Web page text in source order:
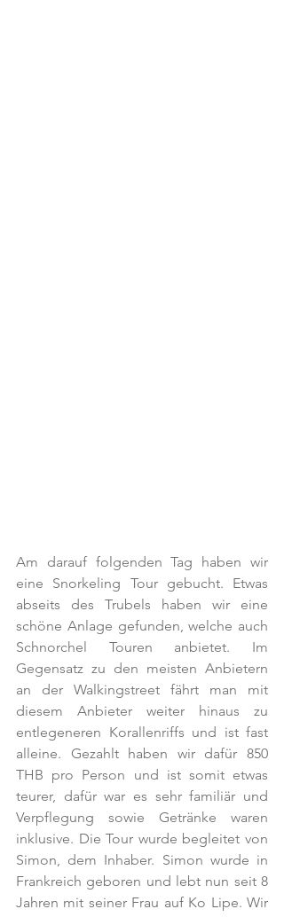
Am darauf folgenden Tag haben wir
eine Snorkeling Tour gebucht. Etwas
abseits des Trubels haben wir eine
schöne Anlage gefunden, welche auch
Schnorchel Touren anbietet. Im
Gegensatz zu den meisten Anbietern
an der Walkingstreet fährt man mit
diesem Anbieter weiter hinaus zu
entlegeneren Korallenriffs und ist fast
alleine. Gezahlt haben wir dafür 850
THB pro Person und ist somit etwas
teurer, dafür war es sehr familiär und
Verpflegung sowie Getränke waren
inklusive. Die Tour wurde begleitet von
Simon, dem Inhaber. Simon wurde in
Frankreich geboren und lebt nun seit 8
Jahren mit seiner Frau auf Ko Lipe. Wir